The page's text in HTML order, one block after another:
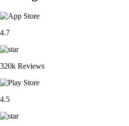
4.7
320k Reviews
4.5